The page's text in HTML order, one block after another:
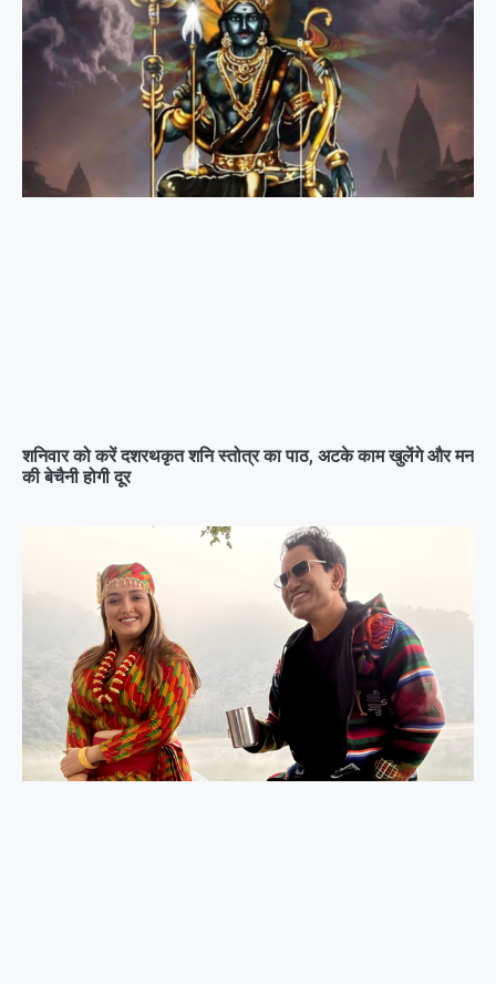
शनिवार को करें दशरथकृत शनि स्तोत्र का पाठ, अटके काम खुलेंगे और मन
की बेचैनी होगी दूर